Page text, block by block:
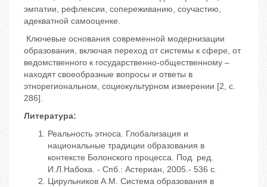
эмпатии, рефлексии, сопереживанию, соучастию,
адекватной самооценке.
Ключевые основания современной модернизации
образования, включая переход от системы к сфере, от
ведомственного к государственно-общественному –
находят своеобразные вопросы и ответы в
этнорегиональном, социокультурном измерении [2, с.
286].
Литература:
Реальность этноса. Глобализация и
национальные традиции образования в
контексте Болонского процесса. Под. ред.
И.Л.Набока. - Спб.: Астериан, 2005.- 536 с.
Цирульников А.М. Система образования в